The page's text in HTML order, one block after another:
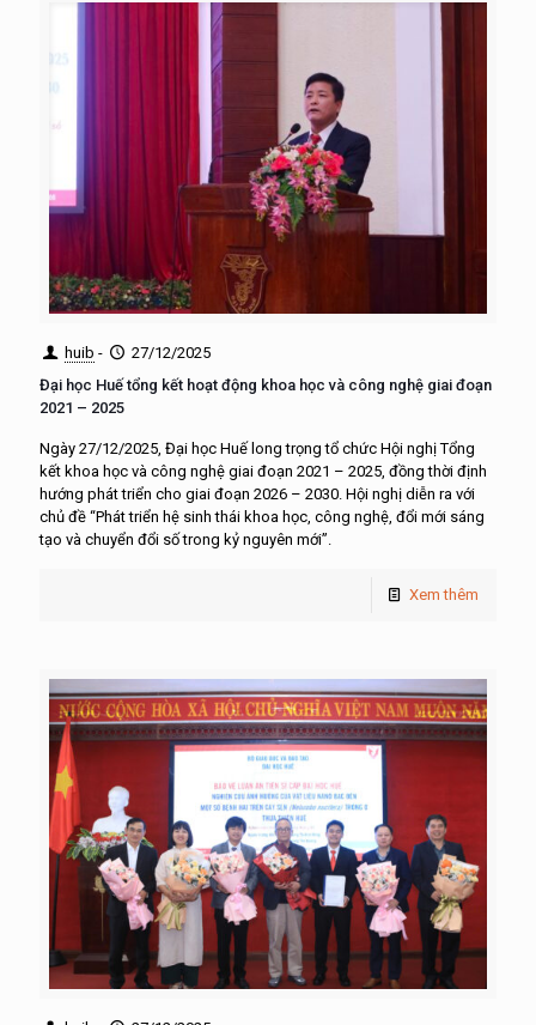
huib -
27/12/2025
Đại học Huế tổng kết hoạt động khoa học và công nghệ giai đoạn
2021 – 2025
Ngày 27/12/2025, Đại học Huế long trọng tổ chức Hội nghị Tổng
kết khoa học và công nghệ giai đoạn 2021 – 2025, đồng thời định
hướng phát triển cho giai đoạn 2026 – 2030. Hội nghị diễn ra với
chủ đề “Phát triển hệ sinh thái khoa học, công nghệ, đổi mới sáng
tạo và chuyển đổi số trong kỷ nguyên mới”.
Xem thêm